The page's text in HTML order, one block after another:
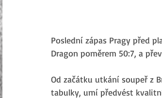
Poslední zápas Pragy před
Dragon poměrem 50:7, a
Od začátku utkání soupeř z
tabulky, umí předvést